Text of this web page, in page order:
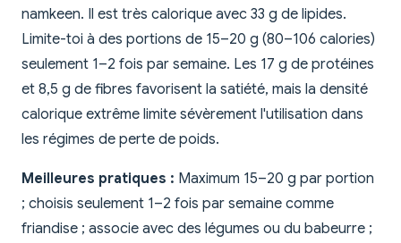
namkeen. Il est très calorique avec 33 g de lipides.
Limite-toi à des portions de 15–20 g (80–106 calories)
seulement 1–2 fois par semaine. Les 17 g de protéines
et 8,5 g de fibres favorisent la satiété, mais la densité
calorique extrême limite sévèrement l'utilisation dans
les régimes de perte de poids.
Meilleures pratiques : Maximum 15–20 g par portion
; choisis seulement 1–2 fois par semaine comme
friandise ; associe avec des légumes ou du babeurre ;